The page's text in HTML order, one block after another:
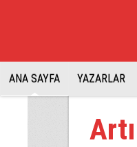
ANA SAYFA YAZARLAR